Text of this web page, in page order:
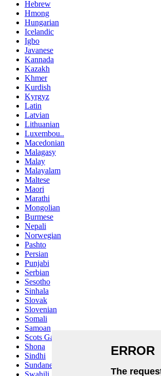
Hebrew
Hmong
Hungarian
Icelandic
Igbo
Javanese
Kannada
Kazakh
Khmer
Kurdish
Kyrgyz
Latin
Latvian
Lithuanian
Luxembou..
Macedonian
Malagasy
Malay
Malayalam
Maltese
Maori
Marathi
Mongolian
Burmese
Nepali
Norwegian
Pashto
Persian
Punjabi
Serbian
Sesotho
Sinhala
Slovak
Slovenian
Somali
Samoan
Scots Gaelic
Shona
Sindhi
Sundanese